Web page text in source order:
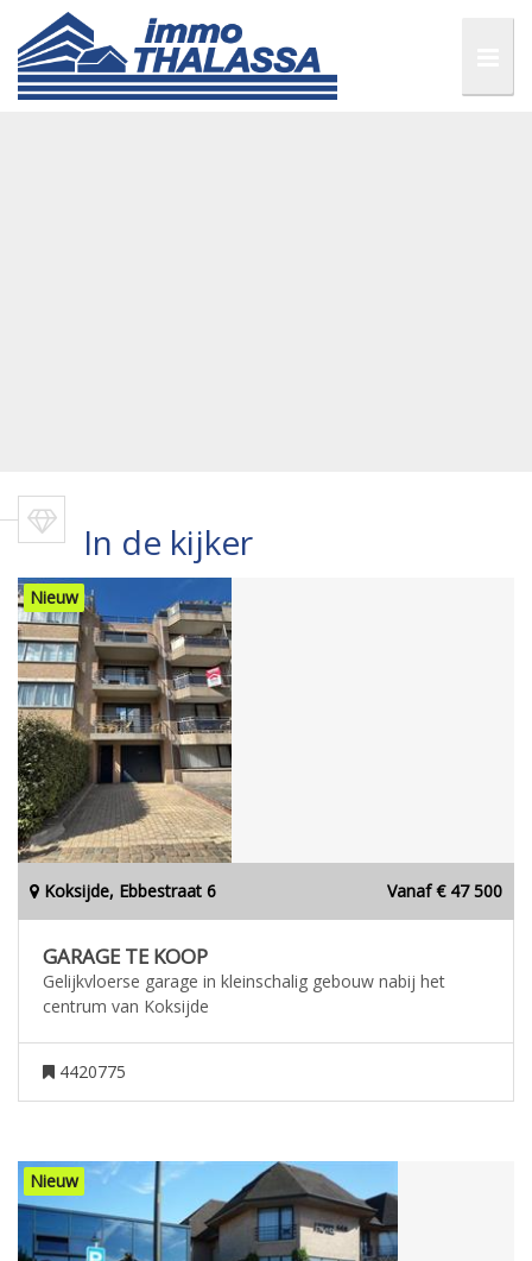
In de kijker
Nieuw
Koksijde, Ebbestraat 6 Vanaf € 47 500
GARAGE TE KOOP
Gelijkvloerse garage in kleinschalig gebouw nabij het
centrum van Koksijde
4420775
Nieuw